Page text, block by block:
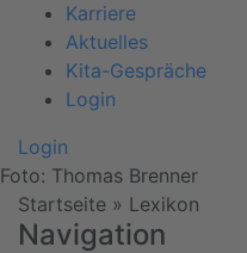
Karriere
Aktuelles
Kita-Gespräche
Login
Login
Foto: Thomas Brenner
Startseite » Lexikon
Navigation